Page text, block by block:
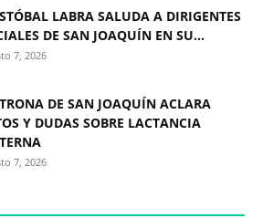
LABRA SALUDA A DIRIGENTES
DE SAN JOAQUÍN EN SU...
7, 2026
DE SAN JOAQUÍN ACLARA
Y DUDAS SOBRE LACTANCIA
7, 2026